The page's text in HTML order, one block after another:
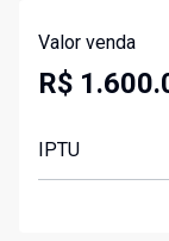
Valor venda
R$
IPTU